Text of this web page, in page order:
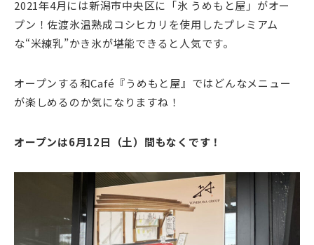
2021年4月には新潟市中央区に「氷 うめもと屋」がオー
プン！佐渡氷温熟成コシヒカリを使用したプレミアム
な“米練乳”かき氷が堪能できると人気です。
オープンする和Café『うめもと屋』ではどんなメニュー
が楽しめるのか気になりますね！
オープンは6月12日（土）間もなくです！